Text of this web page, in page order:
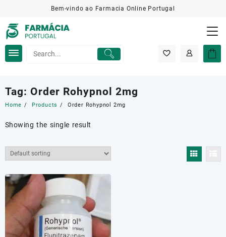
content
Bem-vindo ao Farmacia Online Portugal
Tag: Order Rohypnol 2mg
Home Products Order Rohypnol 2mg
Showing the single result